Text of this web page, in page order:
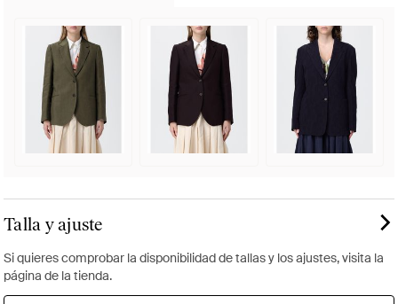
Talla y ajuste
Si quieres comprobar la disponibilidad de tallas y los ajustes, visita la
página de la tienda.